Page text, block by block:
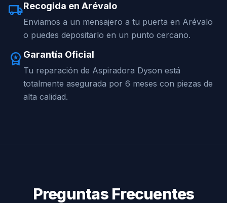
local_shippingRecogida en Arévalo
Enviamos a un mensajero a tu puerta en Arévalo
o puedes depositarlo en un punto cercano.
workspace_premium Garantía Oficial
Tu reparación de Aspiradora Dyson está
totalmente asegurada por 6 meses con piezas de
alta calidad.
Preguntas Frecuentes